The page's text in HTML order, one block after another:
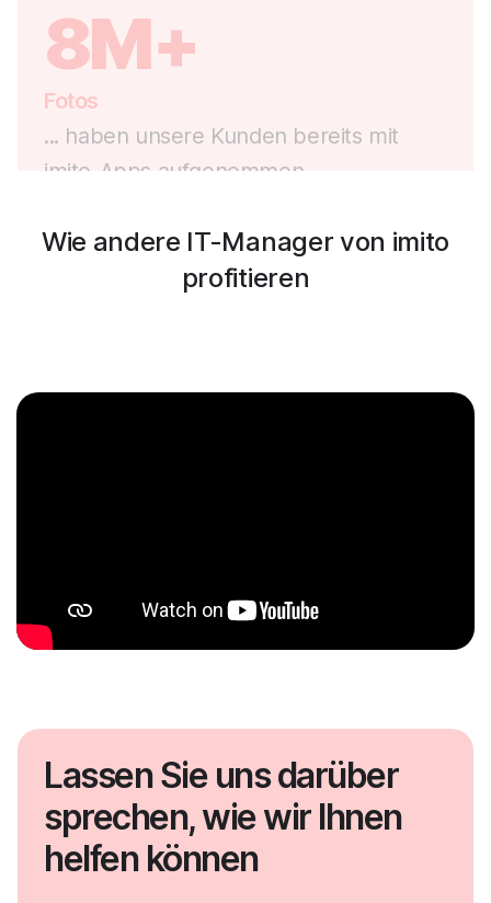
8M+
Fotos
... haben unsere Kunden bereits mit
imito-Apps aufgenommen.
Wie andere IT-Manager von imito
profitieren
Lassen Sie uns darüber
sprechen, wie wir Ihnen
helfen können